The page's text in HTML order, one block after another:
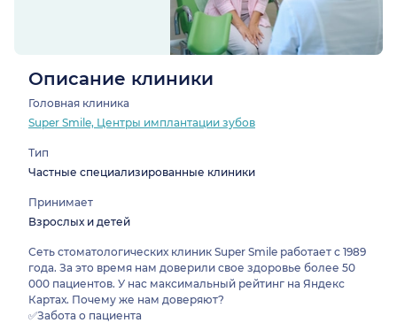
Описание клиники
Головная клиника
Super Smile, Центры имплантации зубов
Тип
Частные специализированные клиники
Принимает
Взрослых и детей
Сеть стоматологических клиник Super Smile работает с 1989
года. За это время нам доверили свое здоровье более 50
000 пациентов. У нас максимальный рейтинг на Яндекс
Картах. Почему же нам доверяют?
✅Забота о пациента